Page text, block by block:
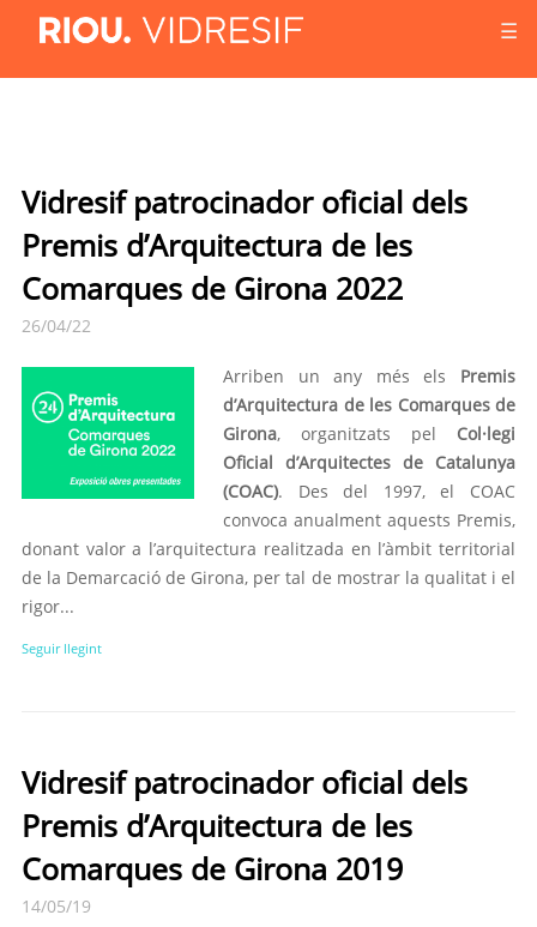
☰
Vidresif patrocinador oficial dels
Premis d’Arquitectura de les
Comarques de Girona 2022
26/04/22
Arriben un any més els Premis
d’Arquitectura de les Comarques de
Girona, organitzats pel Col·legi
Oficial d’Arquitectes de Catalunya
(COAC). Des del 1997, el COAC
convoca anualment aquests Premis,
donant valor a l’arquitectura realitzada en l’àmbit territorial
de la Demarcació de Girona, per tal de mostrar la qualitat i el
rigor...
Seguir llegint
Vidresif patrocinador oficial dels
Premis d’Arquitectura de les
Comarques de Girona 2019
14/05/19